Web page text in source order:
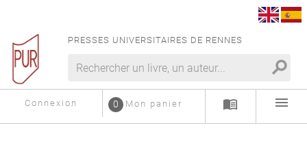
PRESSES UNIVERSITAIRES DE RENNES
search
Connexion Mon panier
0 menu_book menu